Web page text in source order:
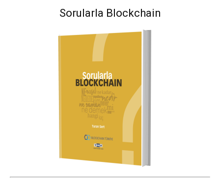
Sorularla Blockchain